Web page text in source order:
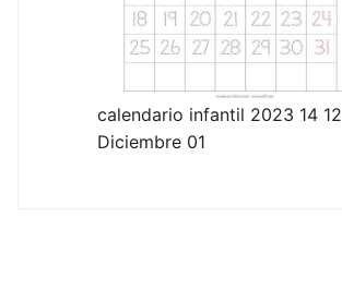
calendario infantil 2023 14 12
Diciembre 01